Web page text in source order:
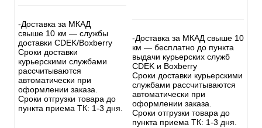
-Доставка за МКАД
свыше 10 км — службы
доставки CDEK/Boxberry
Сроки доставки
курьерскими службами
рассчитываются
автоматически при
оформлении заказа.
Сроки отгрузки товара до
пункта приема ТК: 1-3 дня.
-Доставка за МКАД свыше 10
км — бесплатно до пункта
выдачи курьерских служб
CDEK и Boxberry
Сроки доставки курьерскими
службами рассчитываются
автоматически при
оформлении заказа.
Сроки отгрузки товара до
пункта приема ТК: 1-3 дня.